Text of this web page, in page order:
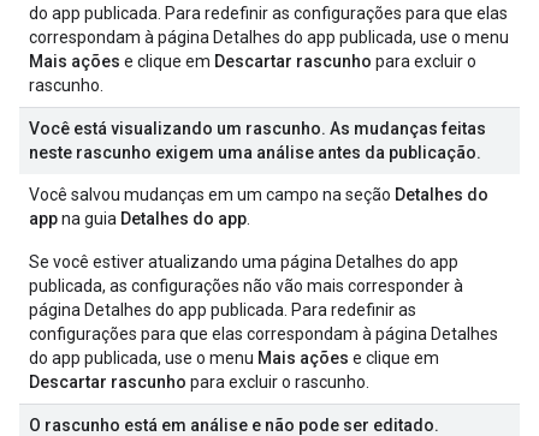
do app publicada. Para redefinir as configurações para que elas
correspondam à página Detalhes do app publicada, use o menu
Mais ações e clique em Descartar rascunho para excluir o
rascunho.
Você está visualizando um rascunho. As mudanças feitas
neste rascunho exigem uma análise antes da publicação.
Você salvou mudanças em um campo na seção Detalhes do
appna guia Detalhes do app
Se você estiver atualizando uma página Detalhes do app
publicada, as configurações não vão mais corresponder à
página Detalhes do app publicada. Para redefinir as
configurações para que elas correspondam à página Detalhes
do app publicada, use o menu Mais ações e clique em
Descartar rascunho para excluir o rascunho.
O rascunho está em análise e não pode ser editado.